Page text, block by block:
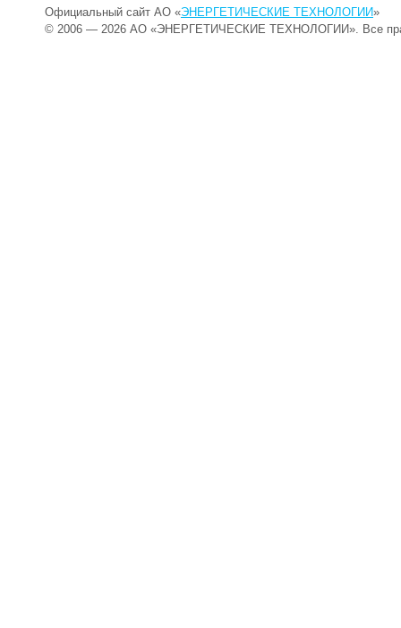
Официальный сайт АО «ЭНЕРГЕТИЧЕСКИЕ ТЕХНОЛОГИИ»
© 2006 — 2026 АО «ЭНЕРГЕТИЧЕСКИЕ ТЕХНОЛОГИИ». Все